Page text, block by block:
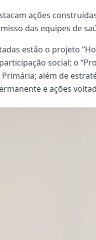
ações
das equipes de
estão o projeto
social; o
além de
e ações